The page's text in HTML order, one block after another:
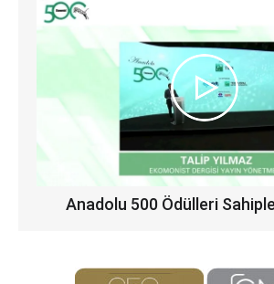
Anadolu 500 Ödülleri